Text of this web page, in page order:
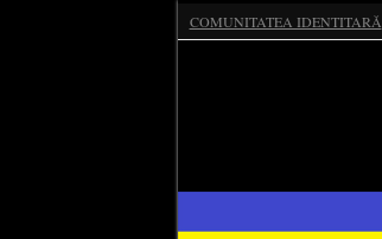
COMUNITATEA IDENTITARĂ